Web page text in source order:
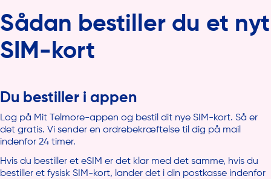
Sådan bestiller du et nyt
SIM-kort
Du bestiller i appen
Log på Mit Telmore-appen og bestil dit nye SIM-kort. Så er
det gratis. Vi sender en ordrebekræftelse til dig på mail
indenfor 24 timer.
Hvis du bestiller et eSIM er det klar med det samme, hvis du
bestiller et fysisk SIM-kort, lander det i din postkasse indenfor